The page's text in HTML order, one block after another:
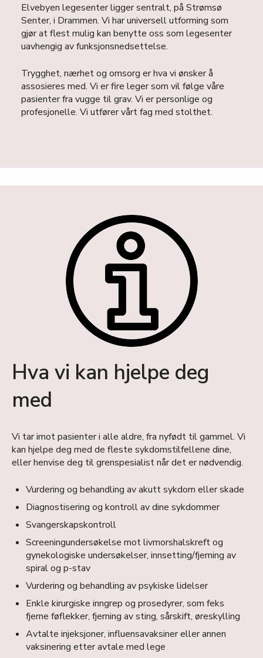
Elvebyen legesenter ligger sentralt, på Strømsø
Senter, i Drammen. Vi har universell utforming som
gjør at flest mulig kan benytte oss som legesenter
uavhengig av funksjonsnedsettelse.
Trygghet, nærhet og omsorg er hva vi ønsker å
assosieres med. Vi er fire leger som vil følge våre
pasienter fra vugge til grav. Vi er personlige og
profesjonelle. Vi utfører vårt fag med stolthet.
Hva vi kan hjelpe deg
med
Vi tar imot pasienter i alle aldre, fra nyfødt til gammel. Vi
kan hjelpe deg med de fleste sykdomstilfellene dine,
eller henvise deg til grenspesialist når det er nødvendig.
Vurdering og behandling av akutt sykdom eller skade
Diagnostisering og kontroll av dine sykdommer
Svangerskapskontroll
Screeningundersøkelse mot livmorshalskreft og
gynekologiske undersøkelser, innsetting/fjerning av
spiral og p-stav
Vurdering og behandling av psykiske lidelser
Enkle kirurgiske inngrep og prosedyrer, som feks
fjerne føflekker, fjerning av sting, sårskift, øreskylling
Avtalte injeksjoner, influensavaksiner eller annen
vaksinering etter avtale med lege